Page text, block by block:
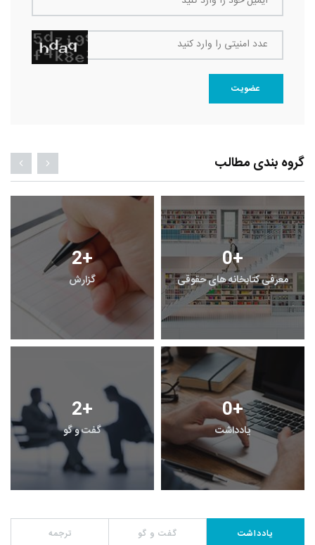
عدد امنیتی را وارد کنید
عضویت
گروه بندی مطالب
2+
گزارش
0+
معرفی کتابخانه های حقوقی
2+
گفت و گو
0+
یادداشت
یادداشت گفت و گو ترجمه